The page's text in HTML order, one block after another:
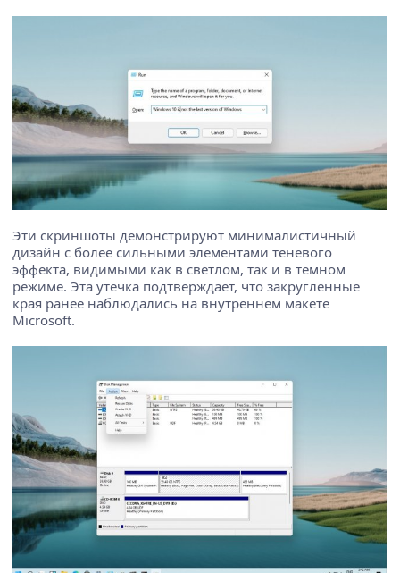
Эти скриншоты демонстрируют минималистичный
дизайн с более сильными элементами теневого
эффекта, видимыми как в светлом, так и в темном
режиме. Эта утечка подтверждает, что закругленные
края ранее наблюдались на внутреннем макете
Microsoft.